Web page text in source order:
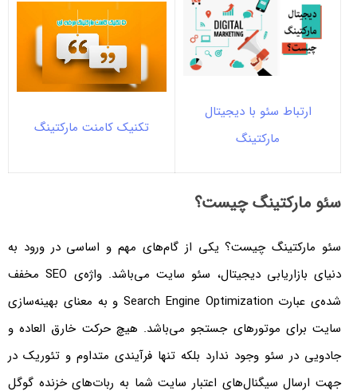
ارتباط سئو با دیجیتال
مارکتینگ
تکنیک کامنت مارکتینگ
سئو مارکتینگ چیست؟
سئو مارکتینگ چیست؟ یکی از گام‌های مهم و اساسی در ورود به
دنیای بازاریابی دیجیتال، سئو سایت می‌باشد. واژه‌ی SEO مخفف
شده‌ی عبارت Search Engine Optimization و به معنای بهینه‌سازی
سایت برای موتورهای جستجو می‌باشد. هیچ حرکت خارق العاده و
جادویی در سئو وجود ندارد بلکه تنها فرآیندی متداوم و تئوریک در
جهت ارسال سیگنال‌های اعتبار سایت شما به ربات‌های خزنده گوگل